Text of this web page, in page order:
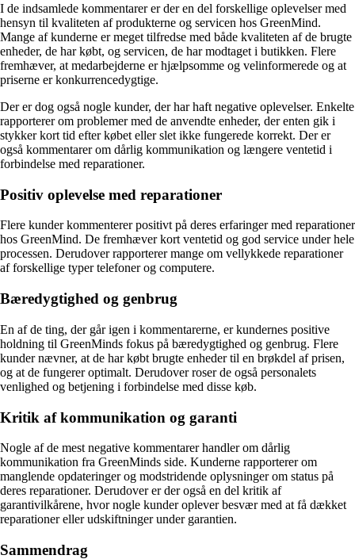
I de indsamlede kommentarer er der en del forskellige oplevelser med
hensyn til kvaliteten af produkterne og servicen hos GreenMind.
Mange af kunderne er meget tilfredse med både kvaliteten af de brugte
enheder, de har købt, og servicen, de har modtaget i butikken. Flere
fremhæver, at medarbejderne er hjælpsomme og velinformerede og at
priserne er konkurrencedygtige.
Der er dog også nogle kunder, der har haft negative oplevelser. Enkelte
rapporterer om problemer med de anvendte enheder, der enten gik i
stykker kort tid efter købet eller slet ikke fungerede korrekt. Der er
også kommentarer om dårlig kommunikation og længere ventetid i
forbindelse med reparationer.
Positiv oplevelse med reparationer
Flere kunder kommenterer positivt på deres erfaringer med reparationer
hos GreenMind. De fremhæver kort ventetid og god service under hele
processen. Derudover rapporterer mange om vellykkede reparationer
af forskellige typer telefoner og computere.
Bæredygtighed og genbrug
En af de ting, der går igen i kommentarerne, er kundernes positive
holdning til GreenMinds fokus på bæredygtighed og genbrug. Flere
kunder nævner, at de har købt brugte enheder til en brøkdel af prisen,
og at de fungerer optimalt. Derudover roser de også personalets
venlighed og betjening i forbindelse med disse køb.
Kritik af kommunikation og garanti
Nogle af de mest negative kommentarer handler om dårlig
kommunikation fra GreenMinds side. Kunderne rapporterer om
manglende opdateringer og modstridende oplysninger om status på
deres reparationer. Derudover er der også en del kritik af
garantivilkårene, hvor nogle kunder oplever besvær med at få dækket
reparationer eller udskiftninger under garantien.
Sammendrag